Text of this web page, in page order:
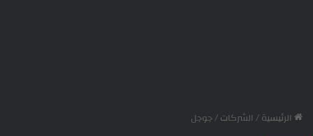
الرئيسية/ الشركات/جوجل